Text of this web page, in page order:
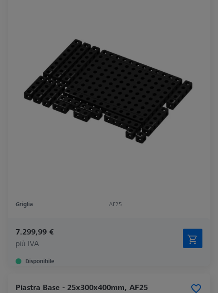
Griglia AF25
7.299,99 €
più IVA
Disponibile
Piastra Base - 25x300x400mm, AF25